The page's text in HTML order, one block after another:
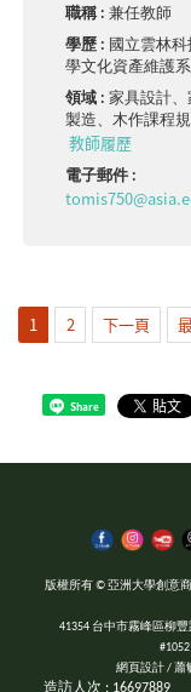
職稱 :兼任教師
學歷 : 國立雲林科
學文化資產維護
領域 :家具設計、
製造、木作課程規
教師履歷
電子郵件 :
1 2 下一頁
Share
版權所有 © 亞洲大學創意商
41354 台中市霧峰區柳
網頁設計 / 蕭
造訪人次 : 16697889